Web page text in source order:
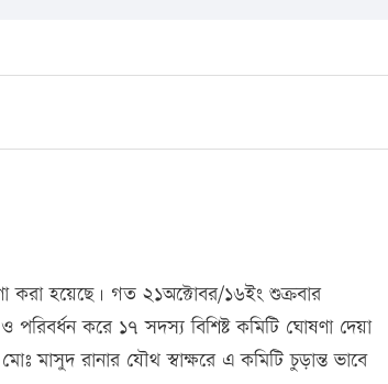
করা হয়েছে। গত ২১অক্টোবর/১৬ইং শুক্রবার
পরিবর্ধন করে ১৭ সদস্য বিশিষ্ট কমিটি ঘোষণা দেয়া
মাসুদ রানার যৌথ স্বাক্ষরে এ কমিটি চুড়ান্ত ভাবে